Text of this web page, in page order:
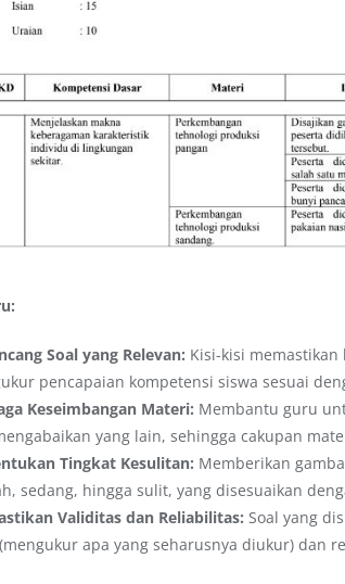
Soal yang Relevan: Kisi-kisi
pencapaian kompetensi siswa sesuai
Keseimbangan Materi: Membantu guru
yang lain, sehingga cakupan
Tingkat Kesulitan: Memberikan
sedang, hingga sulit, yang disesuaikan
Validitas dan Reliabilitas: Soal yang
apa yang seharusnya diukur) dan